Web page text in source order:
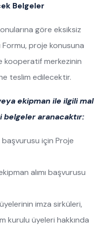
Belgeler
göre eksiksiz
proje konusuna
kooperatif merkezinin
teslim edilecektir.
ekipman ile ilgili mal
belgeler aranacaktır:
başvurusu için Proje
alımı başvurusu
imza sirküleri,
kurulu üyeleri hakkında